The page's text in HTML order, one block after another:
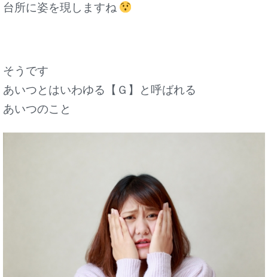
台所に姿を現しますね
そうです
あいつとはいわゆる【Ｇ】と呼ばれる
あいつのこと